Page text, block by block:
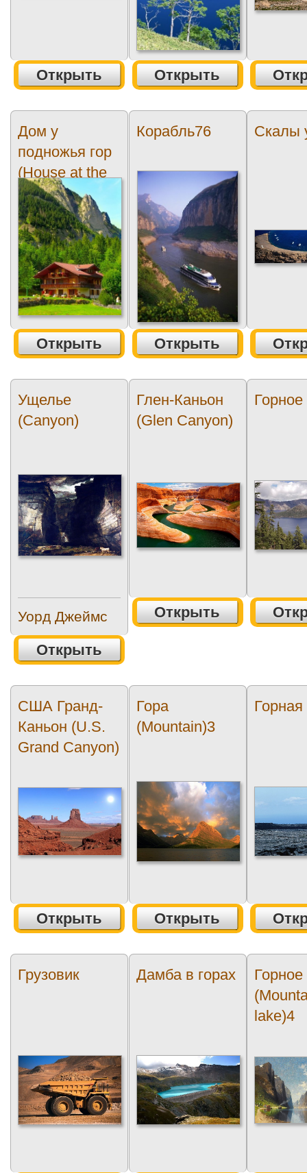
Открыть Открыть
Дом у
подножья гор
(House at the
foot of the
mountains)
Открыть
Корабль76
Открыть
Скалы
Ущелье
(Canyon)
Уорд Джеймс
Открыть
Глен-Каньон
(Glen Canyon)
Открыть
США Гранд-
Каньон (U.S.
Grand Canyon)
Открыть
Гора
(Mountain)3
Открыть
Горная
Грузовик Дамба в горах
Горное
lake)4